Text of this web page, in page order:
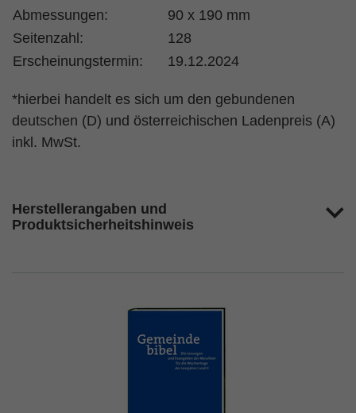
Abmessungen:
90 x 190 mm
Seitenzahl:
128
Erscheinungstermin:
19.12.2024
*hierbei handelt es sich um den gebundenen
deutschen (D) und österreichischen Ladenpreis (A)
inkl. MwSt.
Herstellerangaben und
Produktsicherheitshinweis